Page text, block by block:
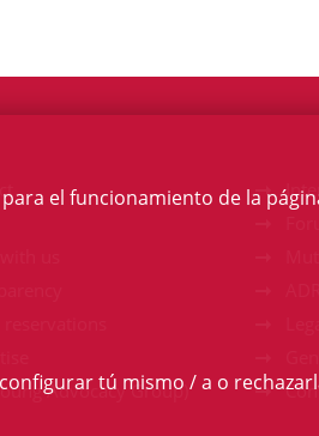
Advocacy Group)
el funcionamiento de la
tú mismo / a o